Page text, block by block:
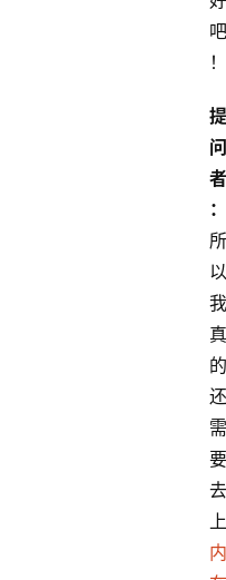
吧
！
提
问
者
：
所
以
我
真
的
还
需
要
去
上
内